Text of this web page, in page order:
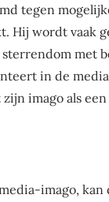
tegen
Hij wordt vaak
met
in de
imago als
imago,